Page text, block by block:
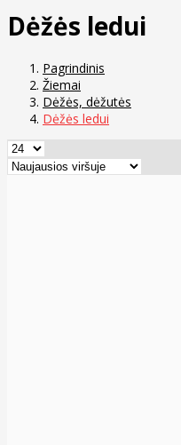
Dėžės ledui
Pagrindinis
Žiemai
Dėžės, dėžutės
Dėžės ledui